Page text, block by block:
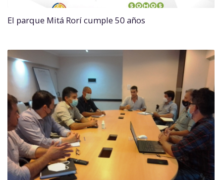
El parque Mitá Rorí cumple 50 años